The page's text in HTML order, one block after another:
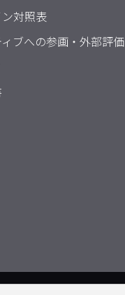
対照表
ブへの参画・外部評価